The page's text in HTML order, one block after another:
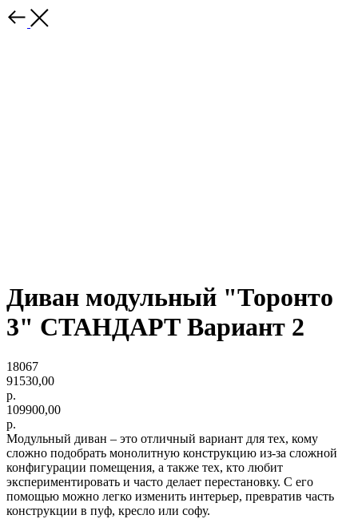
Диван модульный "Торонто
3" СТАНДАРТ Вариант 2
18067
91530,00
р.
109900,00
р.
Модульный диван – это отличный вариант для тех, кому
сложно подобрать монолитную конструкцию из-за сложной
конфигурации помещения, а также тех, кто любит
экспериментировать и часто делает перестановку. С его
помощью можно легко изменить интерьер, превратив часть
конструкции в пуф, кресло или софу.